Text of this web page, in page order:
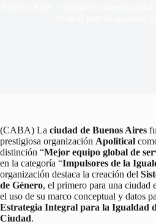
(CABA) La ciudad de Buenos Aires
prestigiosa organización Apolitical
distinción “Mejor equipo global de
en la categoría “Impulsores de la
organización destaca la creación del
de Género, el primero para una ciudad
el uso de su marco conceptual y datos
Estrategia Integral para la Igualdad
Ciudad.